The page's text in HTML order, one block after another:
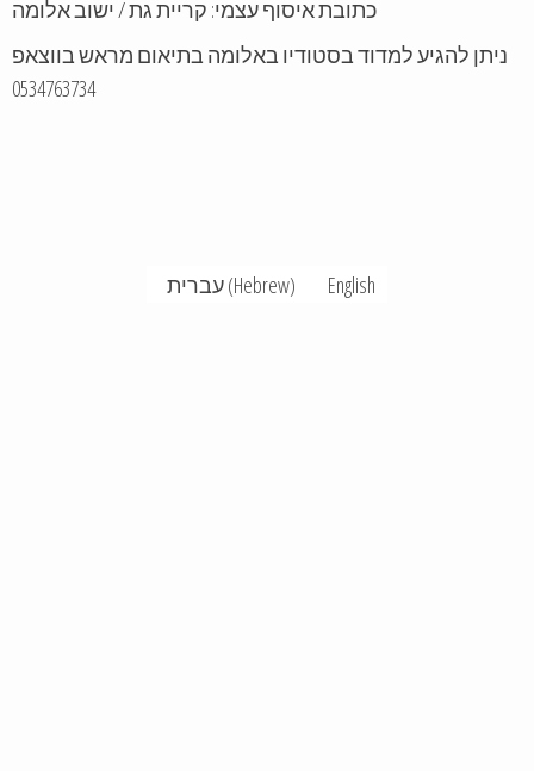
ניתן להגיע למדוד בסטודיו באלומה בתיאום מראש בווצאפ
0534763734
עברית(Hebrew) English